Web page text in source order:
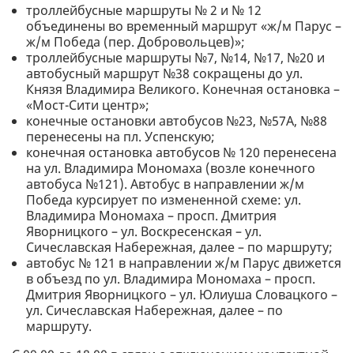
троллейбусные маршруты № 2 и № 12
объединены во временный маршрут «ж/м Парус –
ж/м Победа (пер. Добровольцев)»;
троллейбусные маршруты №7, №14, №17, №20 и
автобусный маршрут №38 сокращены до ул.
Князя Владимира Великого. Конечная остановка –
«Мост-Сити центр»;
конечные остановки автобусов №23, №57А, №88
перенесены на пл. Успенскую;
конечная остановка автобусов № 120 перенесена
на ул. Владимира Мономаха (возле конечного
автобуса №121). Автобус в направлении ж/м
Победа курсирует по измененной схеме: ул.
Владимира Мономаха – просп. Дмитрия
Яворницкого – ул. Воскресенская – ул.
Сичеславская Набережная, далее – по маршруту;
автобус № 121 в направлении ж/м Парус движется
в объезд по ул. Владимира Мономаха – просп.
Дмитрия Яворницкого – ул. Юлиуша Словацкого –
ул. Сичеславская Набережная, далее – по
маршруту.